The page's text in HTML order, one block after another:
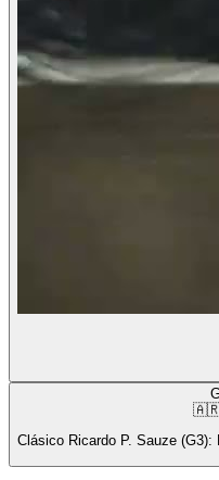
Clásico Ricardo P. Sauze